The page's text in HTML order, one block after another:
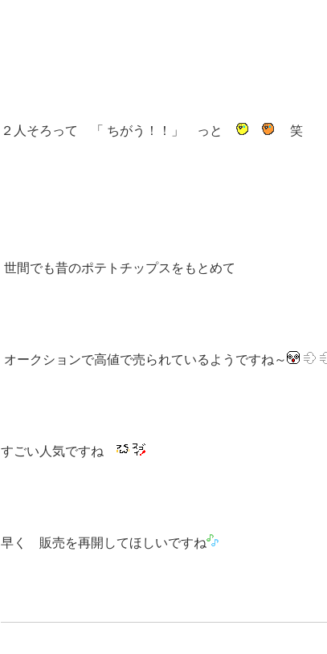
２人そろって 「 ちがう！！」 っと 笑
世間でも昔のポテトチップスをもとめて
オークションで高値で売られているようですね～
すごい人気ですね
早く 販売を再開してほしいですね